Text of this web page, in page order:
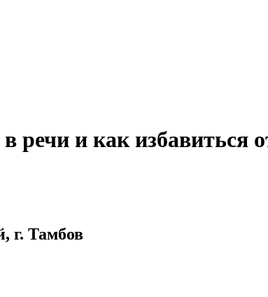
речи и как избавиться
г. Тамбов